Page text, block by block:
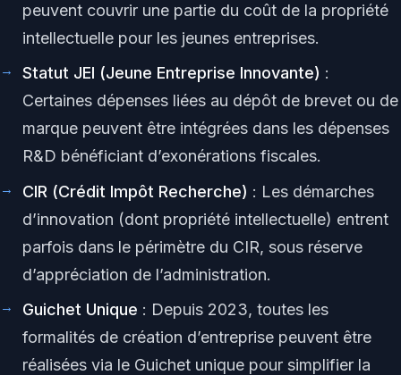
peuvent couvrir une partie du coût de la propriété
intellectuelle pour les jeunes entreprises.
Statut JEI (Jeune Entreprise Innovante) :
Certaines dépenses liées au dépôt de brevet ou de
marque peuvent être intégrées dans les dépenses
R&D bénéficiant d’exonérations fiscales.
CIR (Crédit Impôt Recherche) : Les démarches
d’innovation (dont propriété intellectuelle) entrent
parfois dans le périmètre du CIR, sous réserve
d’appréciation de l’administration.
Guichet Unique : Depuis 2023, toutes les
formalités de création d’entreprise peuvent être
réalisées via le Guichet unique pour simplifier la